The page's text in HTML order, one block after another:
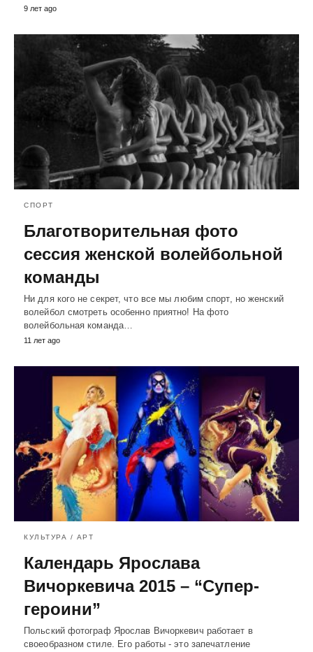
9 лет ago
СПОРТ
Благотворительная фото
сессия женской волейбольной
команды
Ни для кого не секрет, что все мы любим спорт, но женский
волейбол смотреть особенно приятно! На фото
волейбольная команда…
11 лет ago
КУЛЬТУРА / АРТ
Календарь Ярослава
Вичоркевича 2015 – “Супер-
героини”
Польский фотограф Ярослав Вичоркевич работает в
своеобразном стиле. Его работы - это запечатление